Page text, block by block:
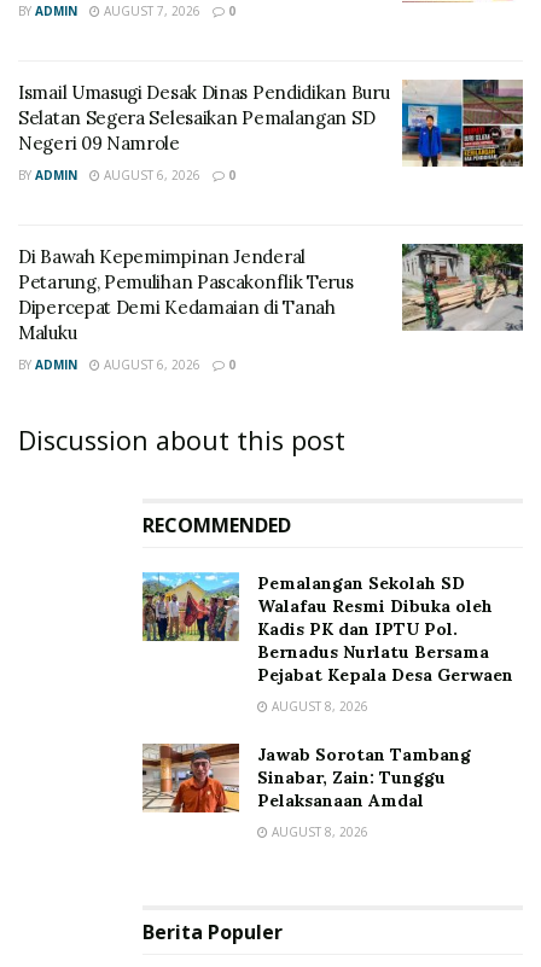
BY ADMIN AUGUST 7, 2026 0
Ismail Umasugi Desak Dinas Pendidikan Buru
Selatan Segera Selesaikan Pemalangan SD
Negeri 09 Namrole
BY ADMIN AUGUST 6, 2026 0
Di Bawah Kepemimpinan Jenderal
Petarung, Pemulihan Pascakonflik Terus
Dipercepat Demi Kedamaian di Tanah
Maluku
BY ADMIN AUGUST 6, 2026 0
Discussion about this post
RECOMMENDED
Pemalangan Sekolah SD
Walafau Resmi Dibuka oleh
Kadis PK dan IPTU Pol.
Bernadus Nurlatu Bersama
Pejabat Kepala Desa Gerwaen
AUGUST 8, 2026
Jawab Sorotan Tambang
Sinabar, Zain: Tunggu
Pelaksanaan Amdal
AUGUST 8, 2026
Berita Populer